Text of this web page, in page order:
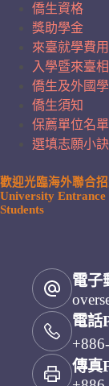
僑生資格
獎助學金
來臺就學費
入學暨來臺
僑生及外國
僑生須知
保薦單位名單
選填志願小
歡迎光臨海外聯合
University
Students
電子
電話
傳真